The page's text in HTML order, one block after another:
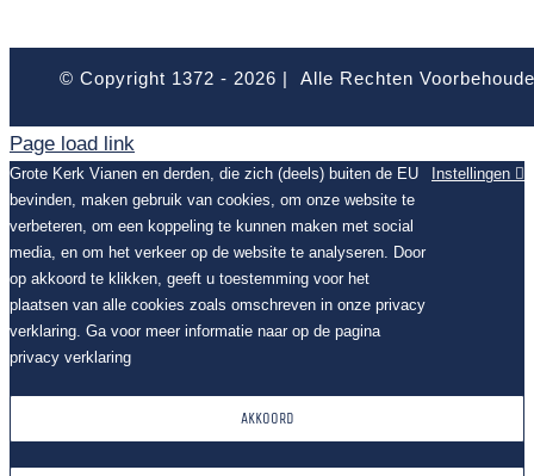
© Copyright 1372 - 2026 | Alle Rechten
Page load link
Grote Kerk Vianen en derden, die zich (deels) buiten de EU
bevinden, maken gebruik van cookies, om onze website te
verbeteren, om een koppeling te kunnen maken met social
media, en om het verkeer op de website te analyseren. Door
op akkoord te klikken, geeft u toestemming voor het
plaatsen van alle cookies zoals omschreven in onze privacy
verklaring. Ga voor meer informatie naar op de pagina
privacy verklaring
Instellingen
AKKOORD